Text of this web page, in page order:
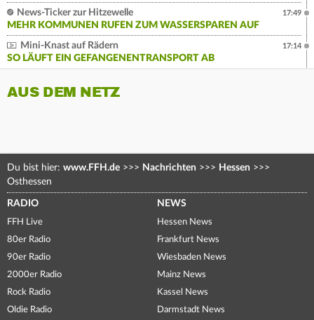
News-Ticker zur Hitzewelle
MEHR KOMMUNEN RUFEN ZUM WASSERSPAREN AUF
17:49
Mini-Knast auf Rädern
SO LÄUFT EIN GEFANGENENTRANSPORT AB
17:14
AUS DEM NETZ
Du bist hier: www.FFH.de >>> Nachrichten >>> Hessen >>>
Osthessen
RADIO
FFH Live
80er Radio
90er Radio
2000er Radio
Rock Radio
Oldie Radio
NEWS
Hessen News
Frankfurt News
Wiesbaden News
Mainz News
Kassel News
Darmstadt News